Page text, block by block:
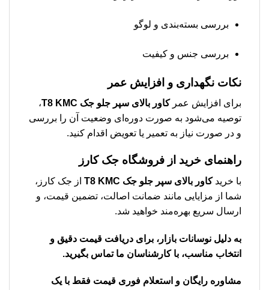
بررسی بسته‌بندی و لوگو
بررسی جنس و کیفیت
نکات نگهداری و افزایش عمر
برای افزایش عمركاور بالای سپر جلو جک T8 KMC
،
توصیه می‌شود به صورت دوره‌ای وضعیت آن را بررسی
و در صورت نیاز به تعمیر یا تعویض اقدام کنید.
راهنمای خرید از فروشگاه جک کارز
با خریدكاور بالای سپر جلو جک T8 KMC
از جک کارز،
شما از مزایایی مانند ضمانت اصالت، تضمین قیمت، و
ارسال سریع بهره‌مند خواهید شد.
به دلیل نوسانات بازار، برای دریافت قیمت دقیق و
انتخاب مناسب، با کارشناسان ما تماس بگیرید.
مشاوره رایگان و استعلام فوری قیمت فقط با یک